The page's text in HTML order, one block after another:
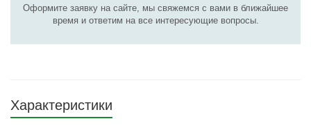
Оформите заявку на сайте, мы свяжемся с вами в ближайшее
время и ответим на все интересующие вопросы.
Характеристики